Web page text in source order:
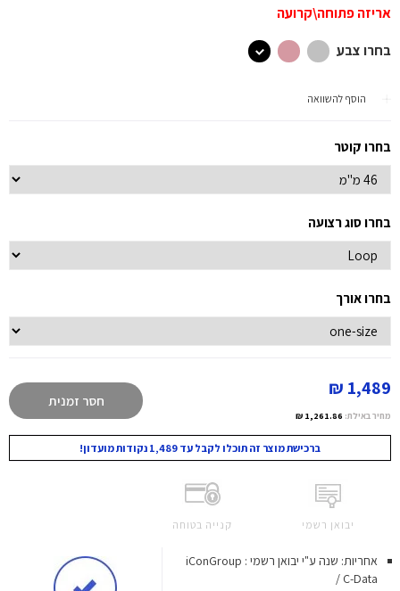
אריזה פתוחה\קרועה
בחרו צבע
הוסף להשוואה
בחרו קוטר
בחרו סוג רצועה
בחרו אורך
1,489 ₪
מחיר באילת: 1,261.86 ₪
חסר זמנית
ברכישת מוצר זה תוכלו לקבל עד 1,489 נקודות מועדון!
יבואן רשמי קנייה בטוחה
אחריות: שנה ע"י יבואן רשמי : iConGroup
/ C-Data